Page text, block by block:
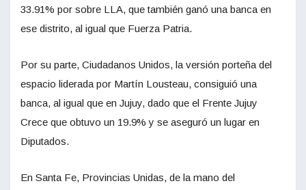
33.91% por sobre LLA, que también ganó una banca en
ese distrito, al igual que Fuerza Patria.
Por su parte, Ciudadanos Unidos, la versión porteña del
espacio liderada por Martín Lousteau, consiguió una
banca, al igual que en Jujuy, dado que el Frente Jujuy
Crece que obtuvo un 19.9% y se aseguró un lugar en
Diputados.
En Santa Fe, Provincias Unidas, de la mano del